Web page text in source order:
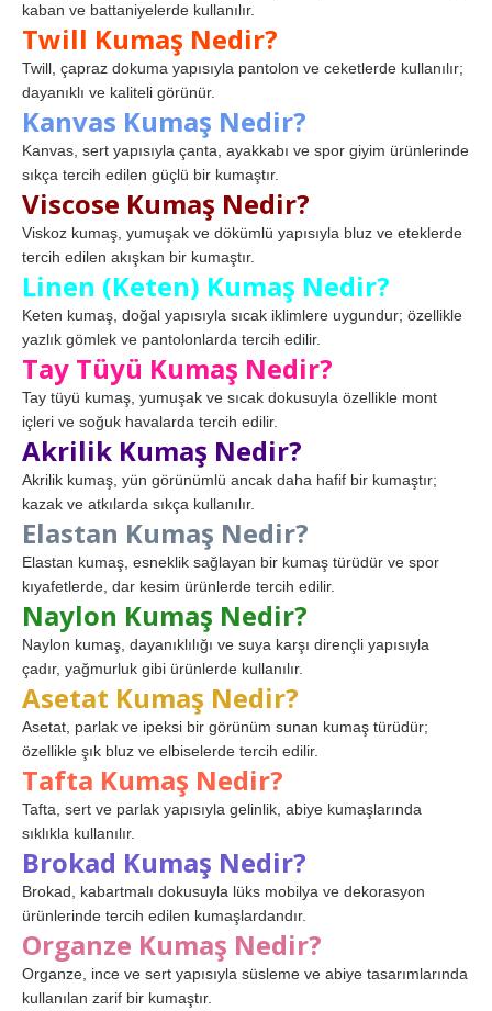
kaban ve battaniyelerde kullanılır.
Twill Kumaş Nedir?
Twill, çapraz dokuma yapısıyla pantolon ve ceketlerde kullanılır;
dayanıklı ve kaliteli görünür.
Kanvas Kumaş Nedir?
Kanvas, sert yapısıyla çanta, ayakkabı ve spor giyim ürünlerinde
sıkça tercih edilen güçlü bir kumaştır.
Viscose Kumaş Nedir?
Viskoz kumaş, yumuşak ve dökümlü yapısıyla bluz ve eteklerde
tercih edilen akışkan bir kumaştır.
Linen (Keten) Kumaş Nedir?
Keten kumaş, doğal yapısıyla sıcak iklimlere uygundur; özellikle
yazlık gömlek ve pantolonlarda tercih edilir.
Tay Tüyü Kumaş Nedir?
Tay tüyü kumaş, yumuşak ve sıcak dokusuyla özellikle mont
içleri ve soğuk havalarda tercih edilir.
Akrilik Kumaş Nedir?
Akrilik kumaş, yün görünümlü ancak daha hafif bir kumaştır;
kazak ve atkılarda sıkça kullanılır.
Elastan Kumaş Nedir?
Elastan kumaş, esneklik sağlayan bir kumaş türüdür ve spor
kıyafetlerde, dar kesim ürünlerde tercih edilir.
Naylon Kumaş Nedir?
Naylon kumaş, dayanıklılığı ve suya karşı dirençli yapısıyla
çadır, yağmurluk gibi ürünlerde kullanılır.
Asetat Kumaş Nedir?
Asetat, parlak ve ipeksi bir görünüm sunan kumaş türüdür;
özellikle şık bluz ve elbiselerde tercih edilir.
Tafta Kumaş Nedir?
Tafta, sert ve parlak yapısıyla gelinlik, abiye kumaşlarında
sıklıkla kullanılır.
Brokad Kumaş Nedir?
Brokad, kabartmalı dokusuyla lüks mobilya ve dekorasyon
ürünlerinde tercih edilen kumaşlardandır.
Organze Kumaş Nedir?
Organze, ince ve sert yapısıyla süsleme ve abiye tasarımlarında
kullanılan zarif bir kumaştır.